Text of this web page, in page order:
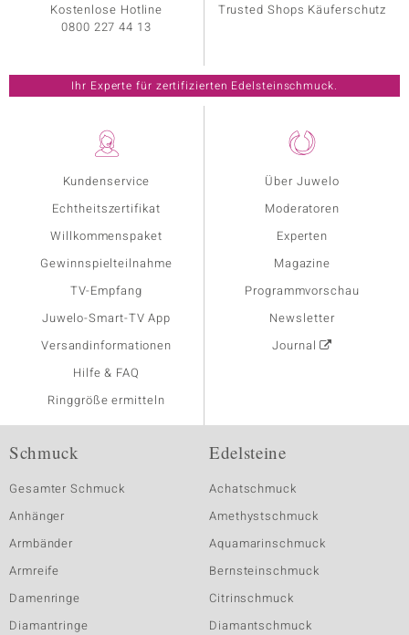
Kundenservice
Echtheitszertifikat
Willkommenspaket
Gewinnspielteilnahme
TV-Empfang
Juwelo-Smart-TV App
Versandinformationen
Hilfe & FAQ
Ringgröße ermitteln
Über Juwelo
Moderatoren
Experten
Magazine
Programmvorschau
Newsletter
Journal
Kostenlose Hotline
0800 227 44 13
Trusted Shops Käuferschutz
Ihr Experte für zertifizierten Edelsteinschmuck.
Schmuck
Gesamter Schmuck
Anhänger
Armbänder
Armreife
Damenringe
Diamantringe
Edelsteine
Achatschmuck
Amethystschmuck
Aquamarinschmuck
Bernsteinschmuck
Citrinschmuck
Diamantschmuck